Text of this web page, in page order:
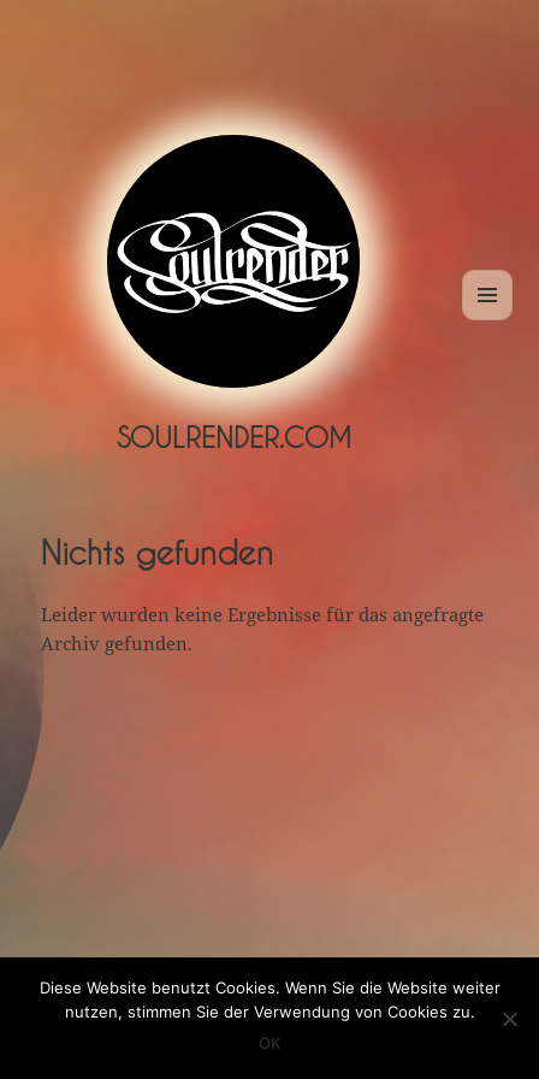
SOULRENDER.COM
Nichts gefunden
Leider wurden keine Ergebnisse für das angefragte
Archiv gefunden.
Diese Website benutzt Cookies. Wenn Sie die Website weiter
nutzen, stimmen Sie der Verwendung von Cookies zu.
OK